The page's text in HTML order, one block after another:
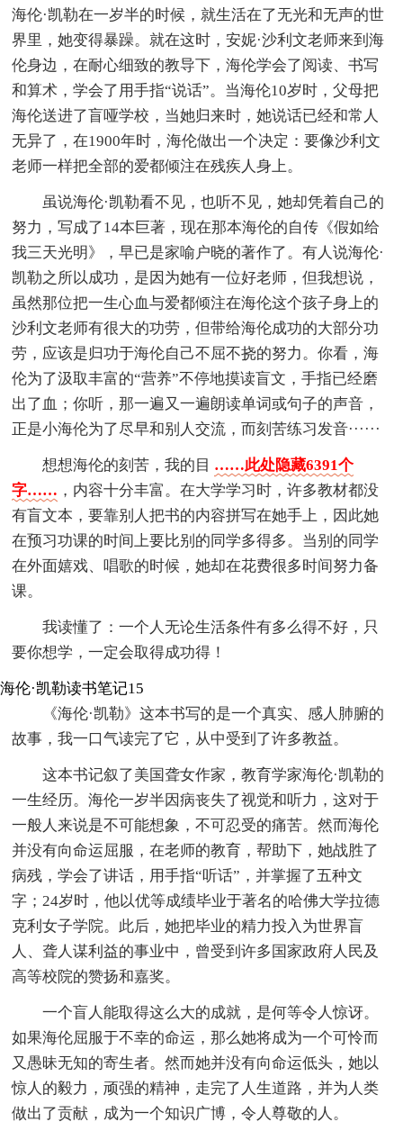
海伦·凯勒在一岁半的时候，就生活在了无光和无声的世
界里，她变得暴躁。就在这时，安妮·沙利文老师来到海
伦身边，在耐心细致的教导下，海伦学会了阅读、书写
和算术，学会了用手指“说话”。当海伦10岁时，父母把
海伦送进了盲哑学校，当她归来时，她说话已经和常人
无异了，在1900年时，海伦做出一个决定：要像沙利文
老师一样把全部的爱都倾注在残疾人身上。
虽说海伦·凯勒看不见，也听不见，她却凭着自己的
努力，写成了14本巨著，现在那本海伦的自传《假如给
我三天光明》，早已是家喻户晓的著作了。有人说海伦·
凯勒之所以成功，是因为她有一位好老师，但我想说，
虽然那位把一生心血与爱都倾注在海伦这个孩子身上的
沙利文老师有很大的功劳，但带给海伦成功的大部分功
劳，应该是归功于海伦自己不屈不挠的努力。你看，海
伦为了汲取丰富的“营养”不停地摸读盲文，手指已经磨
出了血；你听，那一遍又一遍朗读单词或句子的声音，
正是小海伦为了尽早和别人交流，而刻苦练习发音······
想想海伦的刻苦，我的目 ……此处隐藏6391个
字…… ，内容十分丰富。在大学学习时，许多教材都没
有盲文本，要靠别人把书的内容拼写在她手上，因此她
在预习功课的时间上要比别的同学多得多。当别的同学
在外面嬉戏、唱歌的时候，她却在花费很多时间努力备
课。
我读懂了：一个人无论生活条件有多么得不好，只
要你想学，一定会取得成功得！
海伦·凯勒读书笔记15
《海伦·凯勒》这本书写的是一个真实、感人肺腑的
故事，我一口气读完了它，从中受到了许多教益。
这本书记叙了美国聋女作家，教育学家海伦·凯勒的
一生经历。海伦一岁半因病丧失了视觉和听力，这对于
一般人来说是不可能想象，不可忍受的痛苦。然而海伦
并没有向命运屈服，在老师的教育，帮助下，她战胜了
病残，学会了讲话，用手指“听话”，并掌握了五种文
字；24岁时，他以优等成绩毕业于著名的哈佛大学拉德
克利女子学院。此后，她把毕业的精力投入为世界盲
人、聋人谋利益的事业中，曾受到许多国家政府人民及
高等校院的赞扬和嘉奖。
一个盲人能取得这么大的成就，是何等令人惊讶。
如果海伦屈服于不幸的命运，那么她将成为一个可怜而
又愚昧无知的寄生者。然而她并没有向命运低头，她以
惊人的毅力，顽强的精神，走完了人生道路，并为人类
做出了贡献，成为一个知识广博，令人尊敬的人。